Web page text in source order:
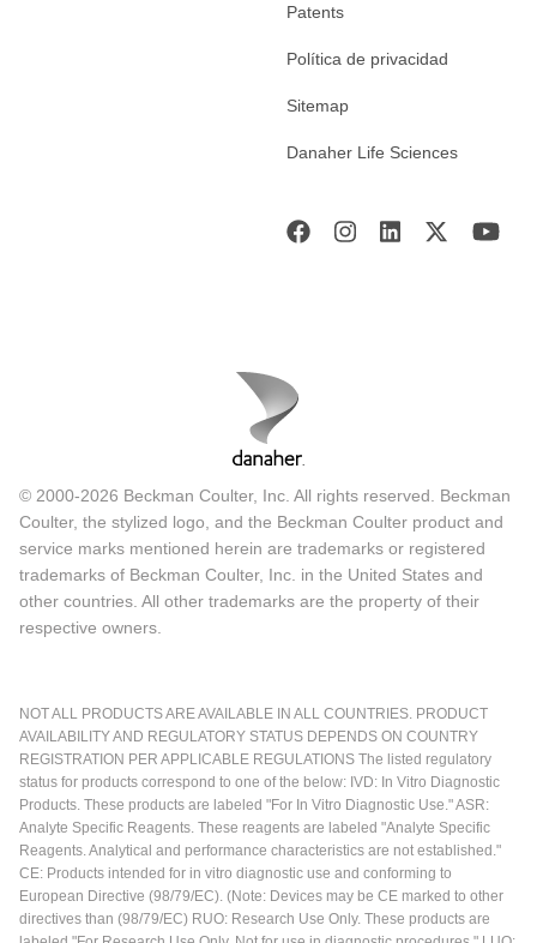
Patents
Política de privacidad
Sitemap
Danaher Life Sciences
© 2000-2026 Beckman Coulter, Inc. All rights reserved. Beckman
Coulter, the stylized logo, and the Beckman Coulter product and
service marks mentioned herein are trademarks or registered
trademarks of Beckman Coulter, Inc. in the United States and
other countries. All other trademarks are the property of their
respective owners.
NOT ALL PRODUCTS ARE AVAILABLE IN ALL COUNTRIES. PRODUCT
AVAILABILITY AND REGULATORY STATUS DEPENDS ON COUNTRY
REGISTRATION PER APPLICABLE REGULATIONS The listed regulatory
status for products correspond to one of the below: IVD: In Vitro Diagnostic
Products. These products are labeled "For In Vitro Diagnostic Use." ASR:
Analyte Specific Reagents. These reagents are labeled "Analyte Specific
Reagents. Analytical and performance characteristics are not established."
CE: Products intended for in vitro diagnostic use and conforming to
European Directive (98/79/EC). (Note: Devices may be CE marked to other
directives than (98/79/EC) RUO: Research Use Only. These products are